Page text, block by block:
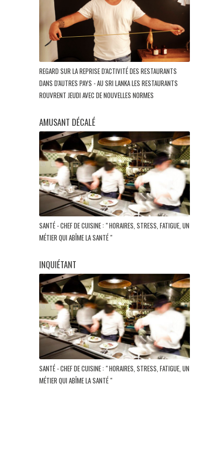
REGARD SUR LA REPRISE D'ACTIVITÉ DES RESTAURANTS
DANS D'AUTRES PAYS - AU SRI LANKA LES RESTAURANTS
ROUVRENT JEUDI AVEC DE NOUVELLES NORMES
AMUSANT DÉCALÉ
SANTÉ - CHEF DE CUISINE : " HORAIRES, STRESS, FATIGUE, UN
MÉTIER QUI ABÎME LA SANTÉ "
INQUIÉTANT
SANTÉ - CHEF DE CUISINE : " HORAIRES, STRESS, FATIGUE, UN
MÉTIER QUI ABÎME LA SANTÉ "